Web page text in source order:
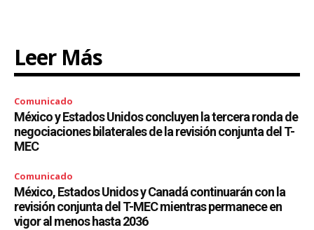
Leer Más
Comunicado
México y Estados Unidos concluyen la tercera ronda de
negociaciones bilaterales de la revisión conjunta del T-
MEC
Comunicado
México, Estados Unidos y Canadá continuarán con la
revisión conjunta del T-MEC mientras permanece en
vigor al menos hasta 2036